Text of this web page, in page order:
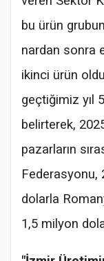
bu ürün
nardan sonra
ikinci ürün
geçtiğimiz yıl
belirterek,
pazarların
Federasyonu,
dolarla
1,5 milyon